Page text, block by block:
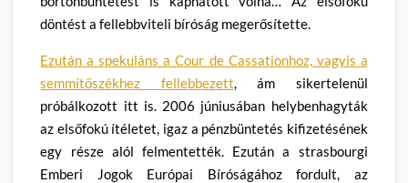
döntést a fellebbviteli bíróság megerősítette.
Ezután a spekuláns a Cour de Cassationhoz, vagyis a
semmítőszékhez fellebbezett, ám sikertelenül
próbálkozott itt is. 2006 júniusában helybenhagyták
az elsőfokú ítéletet, igaz a pénzbüntetés kifizetésének
egy része alól felmentették. Ezután a strasbourgi
Emberi Jogok Európai Bíróságához fordult, az